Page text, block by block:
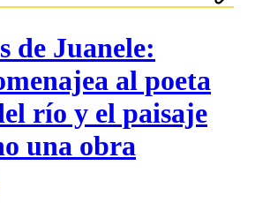
de Juanele:
al poeta
río y el paisaje
una obra